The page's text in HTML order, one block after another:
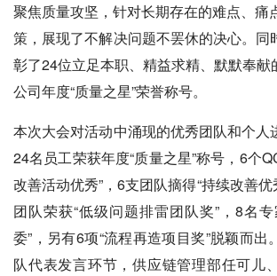
聚焦质量攻坚，针对长期存在的难点、痛
策，展现了不解决问题不罢休的决心。同
彰了24位立足本职、精益求精、默默奉献
公司年度“质量之星”荣誉称号。
本次大会对活动中涌现的优秀团队和个人
24名员工荣获年度“质量之星”称号，6个
改善活动优秀”，6支团队摘得“持续改善
团队荣获“低级问题排雷团队奖”，8名
委”，另有6项“流程再造项目奖”脱颖而出
队代表发言环节，供应链管理部任可儿